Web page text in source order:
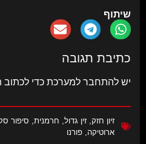
שיתוף
כתיבת תגובה
יש להתחבר למערכת כדי לכתוב
זיון חזק, זין גדול, חרמנית, סיפור
ארוטיקה, פורנו